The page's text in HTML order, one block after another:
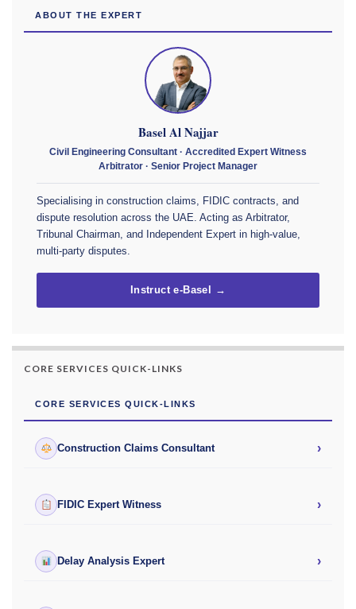
ABOUT THE EXPERT
Basel Al Najjar
Civil Engineering Consultant · Accredited Expert Witness
Arbitrator · Senior Project Manager
Specialising in construction claims, FIDIC contracts, and
dispute resolution across the UAE. Acting as Arbitrator,
Tribunal Chairman, and Independent Expert in high-value,
multi-party disputes.
Instruct e-Basel →
CORE SERVICES QUICK-LINKS
CORE SERVICES QUICK-LINKS
Construction Claims Consultant ›
FIDIC Expert Witness ›
Delay Analysis Expert ›